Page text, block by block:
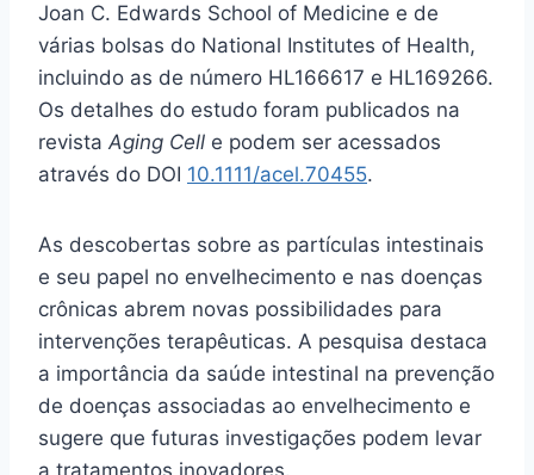
Joan C. Edwards School of Medicine e de
várias bolsas do National Institutes of Health,
incluindo as de número HL166617 e HL169266.
Os detalhes do estudo foram publicados na
revista Aging Cell e podem ser acessados
através do DOI 10.1111/acel.70455.
As descobertas sobre as partículas intestinais
e seu papel no envelhecimento e nas doenças
crônicas abrem novas possibilidades para
intervenções terapêuticas. A pesquisa destaca
a importância da saúde intestinal na prevenção
de doenças associadas ao envelhecimento e
sugere que futuras investigações podem levar